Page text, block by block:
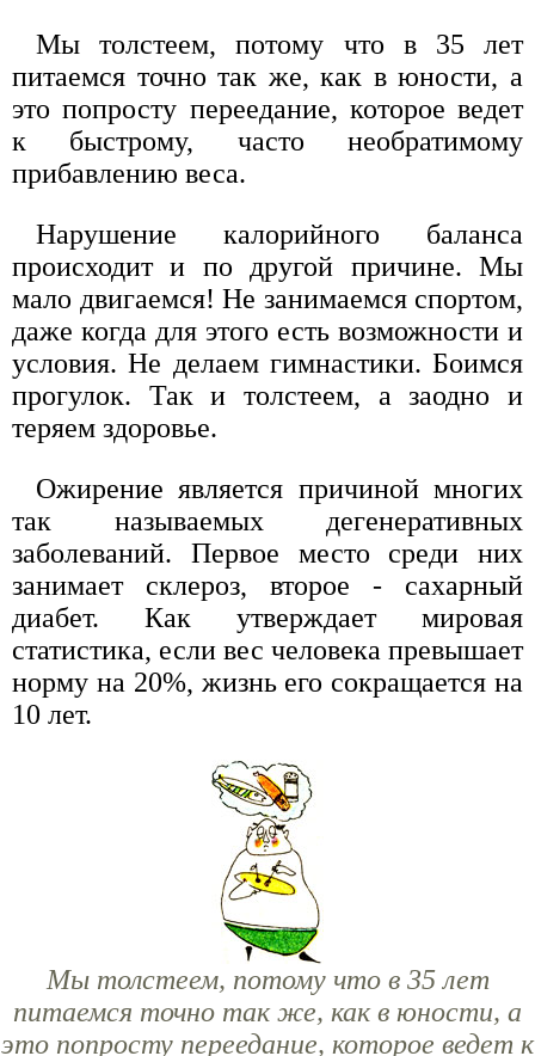
Мы толстеем, потому что в 35 лет
питаемся точно так же, как в юности, а
это попросту переедание, которое ведет
к быстрому, часто необратимому
прибавлению веса.
Нарушение калорийного баланса
происходит и по другой причине. Мы
мало двигаемся! Не занимаемся спортом,
даже когда для этого есть возможности и
условия. Не делаем гимнастики. Боимся
прогулок. Так и толстеем, а заодно и
теряем здоровье.
Ожирение является причиной многих
так называемых дегенеративных
заболеваний. Первое место среди них
занимает склероз, второе - сахарный
диабет. Как утверждает мировая
статистика, если вес человека превышает
норму на 20%, жизнь его сокращается на
10 лет.
Мы толстеем, потому что в 35 лет
питаемся точно так же, как в юности, а
это попросту переедание, которое ведет к